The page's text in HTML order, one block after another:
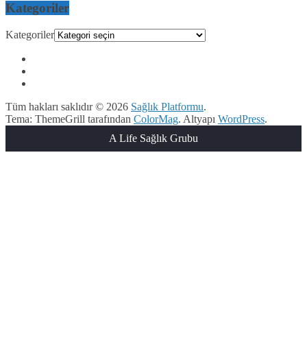
Kategoriler
Kategoriler
Tüm hakları saklıdır © 2026 Sağlık Platformu.
Tema: ThemeGrill tarafından ColorMag. Altyapı WordPress.
A Life Sağlık Grubu